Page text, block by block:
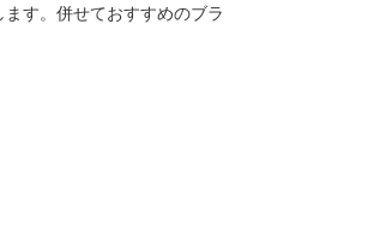
ます。併せておすすめのブラ